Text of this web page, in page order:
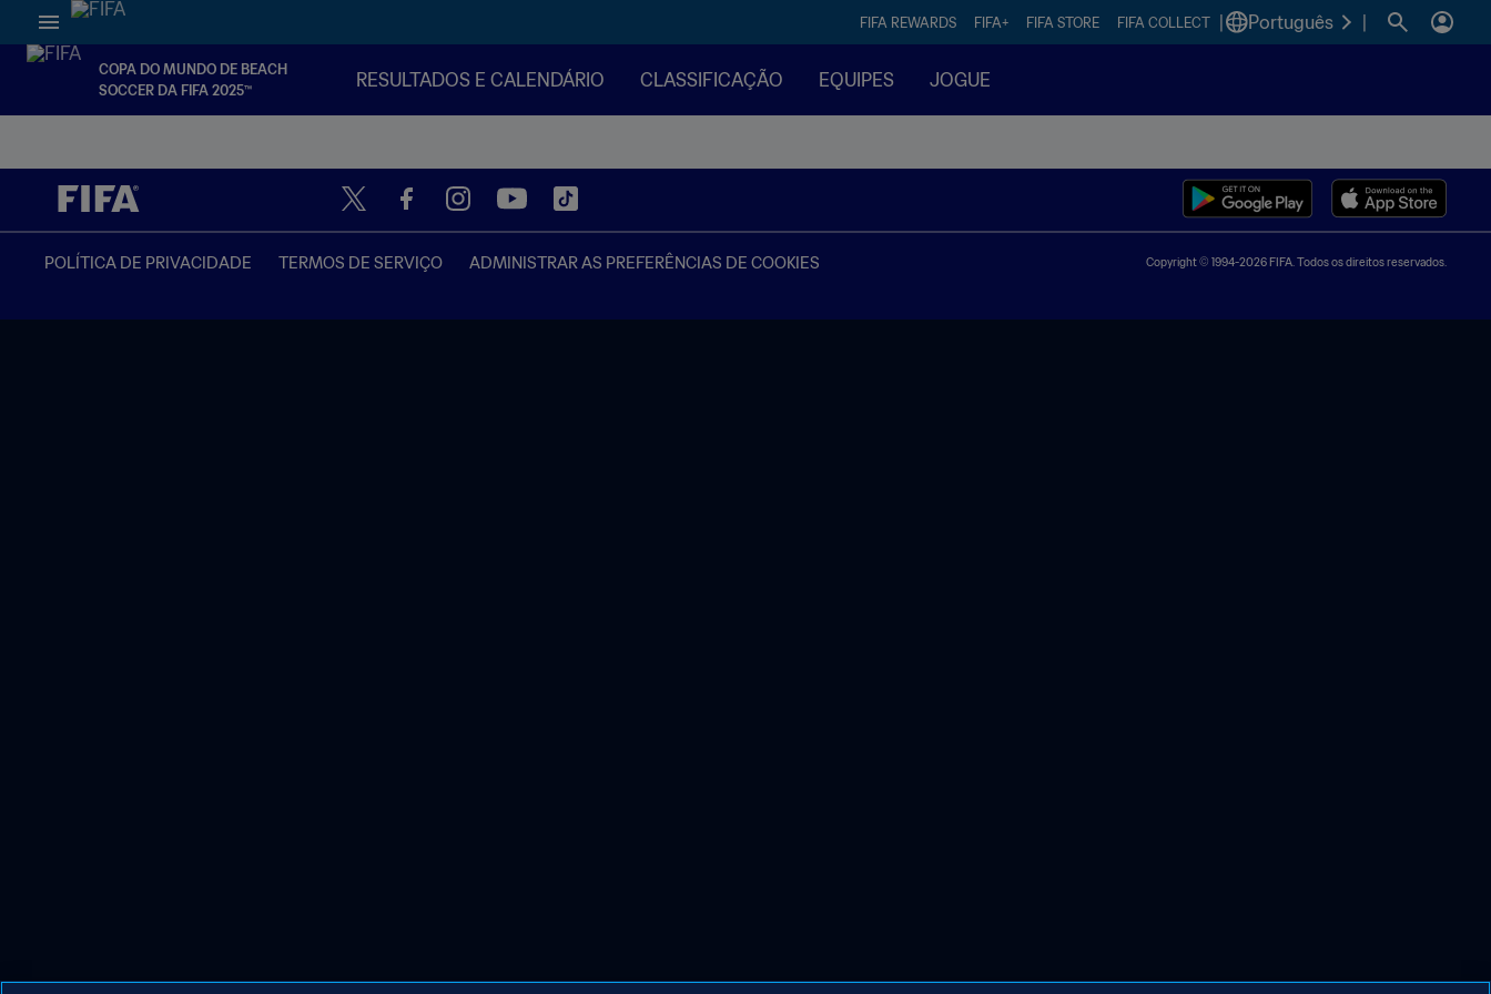
FIFA REWARDS FIFA+ FIFA STORE FIFA COLLECT Português
COPA DO MUNDO DE BEACH
SOCCER DA FIFA 2025™
RESULTADOS E CALENDÁRIO CLASSIFICAÇÃO EQUIPES JOGUE
POLÍTICA DE PRIVACIDADE TERMOS DE SERVIÇO ADMINISTRAR AS PREFERÊNCIAS DE COOKIES Copyright © 1994-2026 FIFA. Todos os direitos reservados.